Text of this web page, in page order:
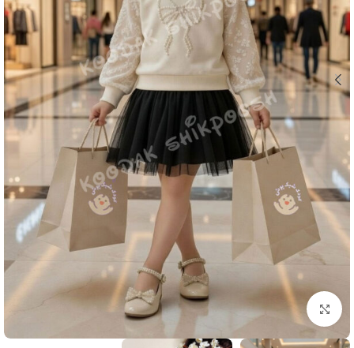
بزرگنمایی تصویر